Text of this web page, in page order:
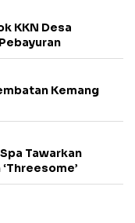
KKN Desa
Kemang
Tawarkan
‘Threesome’